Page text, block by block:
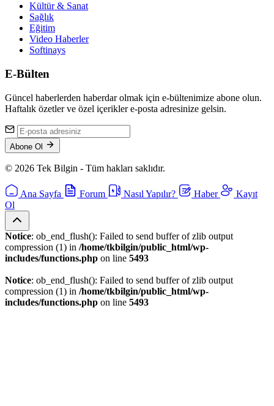
Kültür & Sanat
Sağlık
Eğitim
Video Haberler
Softinays
E-Bülten
Güncel haberlerden haberdar olmak için e-bültenimize abone olun.
Haftalık özetler ve özel içerikler e-posta adresinize gelsin.
Abone Ol
© 2026 Tek Bilgin - Tüm hakları saklıdır.
Ana Sayfa Forum Nasıl Yapılır? Haber
Kayıt
Ol
Notice: ob_end_flush(): Failed to send buffer of zlib output
compression (1) in /home/tkbilgin/public_html/wp-
includes/functions.php on line 5493
Notice: ob_end_flush(): Failed to send buffer of zlib output
compression (1) in /home/tkbilgin/public_html/wp-
includes/functions.php on line 5493